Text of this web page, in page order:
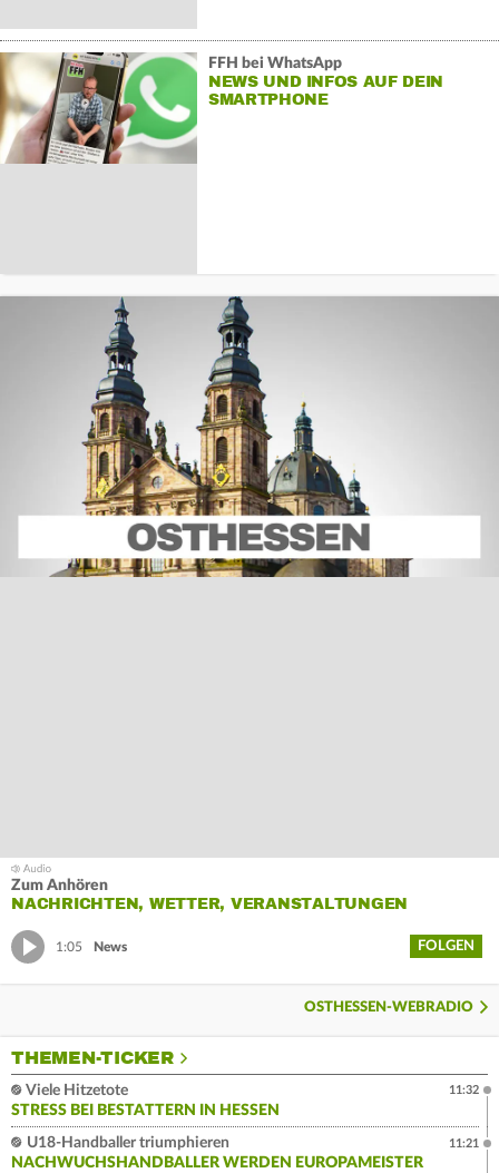
FFH bei WhatsApp
NEWS UND INFOS AUF DEIN
SMARTPHONE
Zum Anhören
NACHRICHTEN, WETTER, VERANSTALTUNGEN
1:05 News FOLGEN
OSTHESSEN-WEBRADIO
THEMEN-TICKER
Viele Hitzetote
STRESS BEI BESTATTERN IN HESSEN
11:32
U18-Handballer triumphieren
NACHWUCHSHANDBALLER WERDEN EUROPAMEISTER
11:21